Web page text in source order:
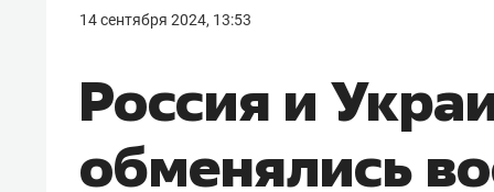
14 сентября 2024, 13:53
Россия и
обменялись
правил, бизнес может
потерять минимум